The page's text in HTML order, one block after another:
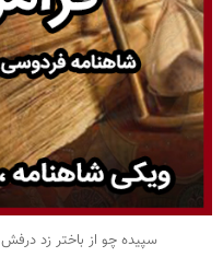
سپیده چو از باختر زد درفش